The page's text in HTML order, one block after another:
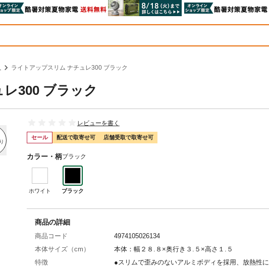
ライトアップスリム ナチュレ300 ブラック
300 ブラック
レビューを書く
セール 配送で取寄せ可 店舗受取で取寄せ可
カラー・柄ブラック
ホワイト ブラック
商品の詳細
商品コード
4974105026134
本体サイズ（cm）
本体：幅２８.８×奥行き３.５×高さ１.５
特徴
●スリムで歪みのないアルミボディを採用、放熱性に